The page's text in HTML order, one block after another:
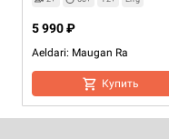
Уведомить о наличии
Aeldari: Maugan Ra
5 990 ₽
Купить